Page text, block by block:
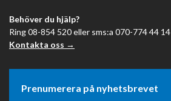
Behöver du hjälp?
Ring 08-854 520 eller sms:a 070-774 44 14
Kontakta oss →
Prenumerera på nyhetsbrevet